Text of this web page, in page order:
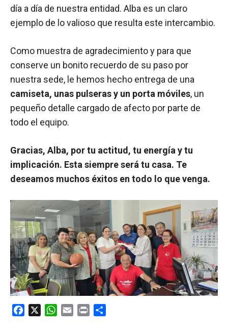
día a día de nuestra entidad. Alba es un claro
ejemplo de lo valioso que resulta este intercambio.
Como muestra de agradecimiento y para que
conserve un bonito recuerdo de su paso por
nuestra sede, le hemos hecho entrega de una
camiseta, unas pulseras y un porta móviles, un
pequeño detalle cargado de afecto por parte de
todo el equipo.
Gracias, Alba, por tu actitud, tu energía y tu
implicación. Esta siempre será tu casa. Te
deseamos muchos éxitos en todo lo que venga.
W